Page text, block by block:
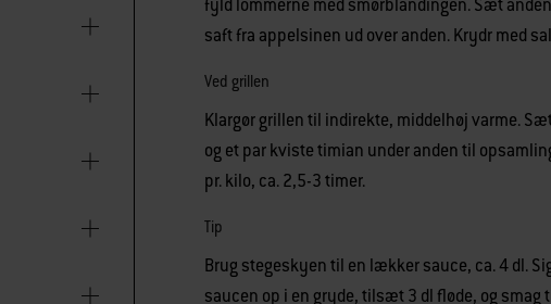
fyld lommerne med smørblandingen. Sæt
saft fra appelsinen ud over anden. Krydr med
Ved grillen
Klargør grillen til indirekte, middelhøj varme.
og et par kviste timian under anden til
pr. kilo, ca. 2,5-3 timer.
Tip
Brug stegeskyen til en lækker sauce, ca. 4 dl.
saucen op i en gryde, tilsæt 3 dl fløde, og